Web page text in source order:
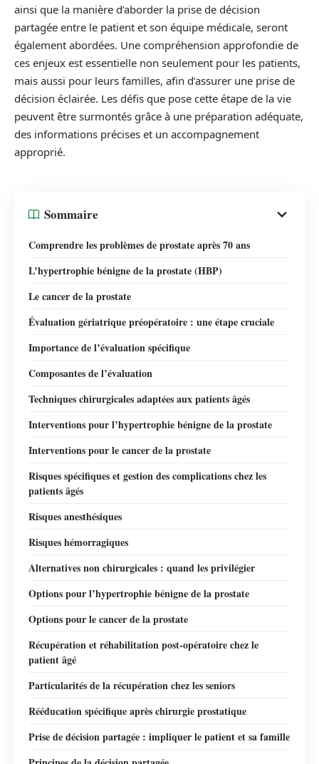
ainsi que la manière d’aborder la prise de décision
partagée entre le patient et son équipe médicale, seront
également abordées. Une compréhension approfondie de
ces enjeux est essentielle non seulement pour les patients,
mais aussi pour leurs familles, afin d’assurer une prise de
décision éclairée. Les défis que pose cette étape de la vie
peuvent être surmontés grâce à une préparation adéquate,
des informations précises et un accompagnement
approprié.
Sommaire
Comprendre les problèmes de prostate après 70 ans
L’hypertrophie bénigne de la prostate (HBP)
Le cancer de la prostate
Évaluation gériatrique préopératoire : une étape cruciale
Importance de l’évaluation spécifique
Composantes de l’évaluation
Techniques chirurgicales adaptées aux patients âgés
Interventions pour l’hypertrophie bénigne de la prostate
Interventions pour le cancer de la prostate
Risques spécifiques et gestion des complications chez les
patients âgés
Risques anesthésiques
Risques hémorragiques
Alternatives non chirurgicales : quand les privilégier
Options pour l’hypertrophie bénigne de la prostate
Options pour le cancer de la prostate
Récupération et réhabilitation post-opératoire chez le
patient âgé
Particularités de la récupération chez les seniors
Rééducation spécifique après chirurgie prostatique
Prise de décision partagée : impliquer le patient et sa famille